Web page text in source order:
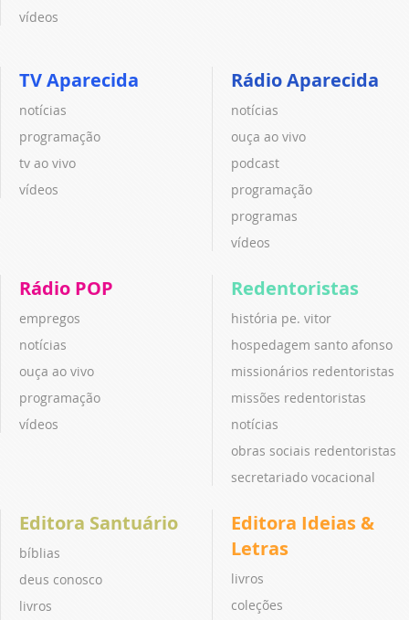
vídeos
TV Aparecida
notícias
programação
tv ao vivo
vídeos
Rádio Aparecida
notícias
ouça ao vivo
podcast
programação
programas
vídeos
Rádio POP
empregos
notícias
ouça ao vivo
programação
vídeos
Redentoristas
história pe. vitor
hospedagem santo afonso
missionários redentoristas
missões redentoristas
notícias
obras sociais redentoristas
secretariado vocacional
Editora Santuário
bíblias
deus conosco
livros
Editora Ideias &
Letras
livros
coleções